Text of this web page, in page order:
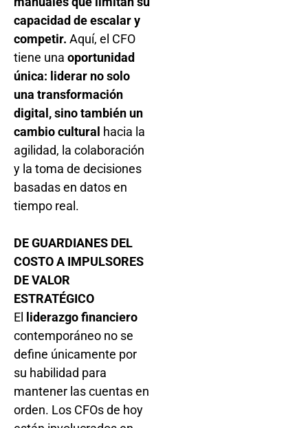
capacidad de escalar y
competir. Aquí, el CFO
tiene una oportunidad
única: liderar no solo
una transformación
digital, sino también un
cambio cultural hacia la
agilidad, la colaboración
y la toma de decisiones
basadas en datos en
tiempo real.
DE GUARDIANES DEL
COSTO A IMPULSORES
DE VALOR
ESTRATÉGICO
El
liderazgo financiero
contemporáneo no se
define únicamente por
su habilidad para
mantener las cuentas en
orden. Los CFOs de hoy